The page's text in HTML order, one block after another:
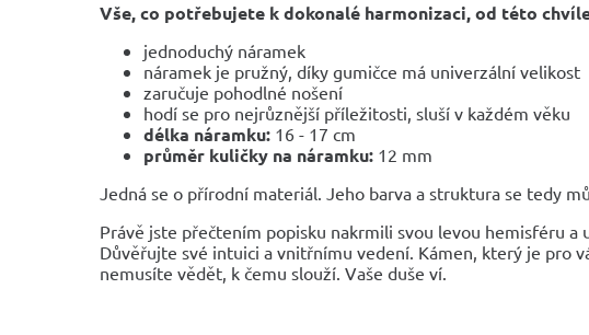
Vše, co potřebujete k dokonalé harmonizaci, od této
jednoduchý náramek
náramek je pružný, díky gumičce má univerzální velikost
zaručuje pohodlné nošení
hodí se pro nejrůznější příležitosti, sluší v každém věku
délka náramku: 16 - 17 cm
průměr kuličky na náramku: 12 mm
Jedná se o přírodní materiál. Jeho barva a struktura se tedy
Právě jste přečtením popisku nakrmili svou levou hemisféru a
Důvěřujte své intuici a vnitřnímu vedení. Kámen, který je pro
nemusíte vědět, k čemu slouží. Vaše duše ví.